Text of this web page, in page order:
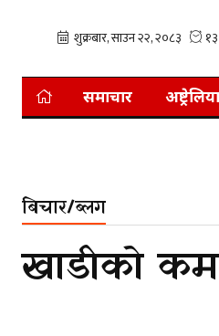
समाचार
बिचार/ब्लग
खाडीको